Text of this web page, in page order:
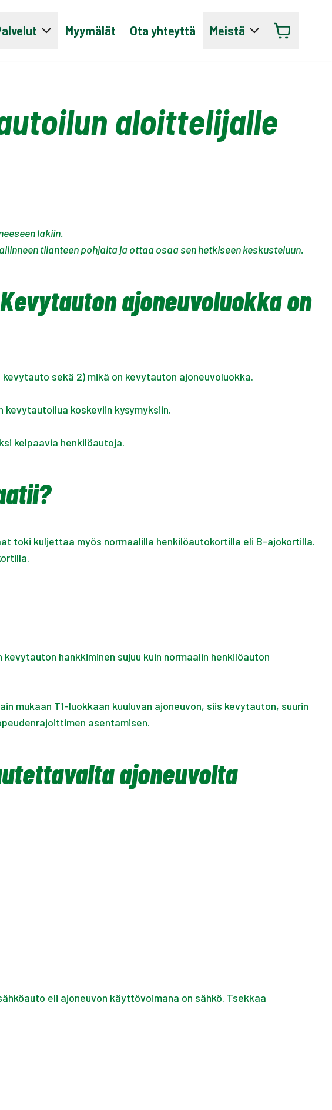
Myymälät Ota yhteyttä Meistä
aloittelijalle
lakiin.
tilanteen pohjalta ja ottaa osaa sen hetkiseen keskusteluun.
ajoneuvoluokka on
sekä 2) mikä on kevytauton ajoneuvoluokka.
koskeviin kysymyksiin.
kelpaavia henkilöautoja.
toki kuljettaa myös normaalilla henkilöautokortilla eli B-ajokortilla.
hankkiminen sujuu kuin normaalin henkilöauton
mukaan T1-luokkaan kuuluvan ajoneuvon, siis kevytauton, suurin
asentamisen.
ajoneuvolta
eli ajoneuvon käyttövoimana on sähkö. Tsekkaa